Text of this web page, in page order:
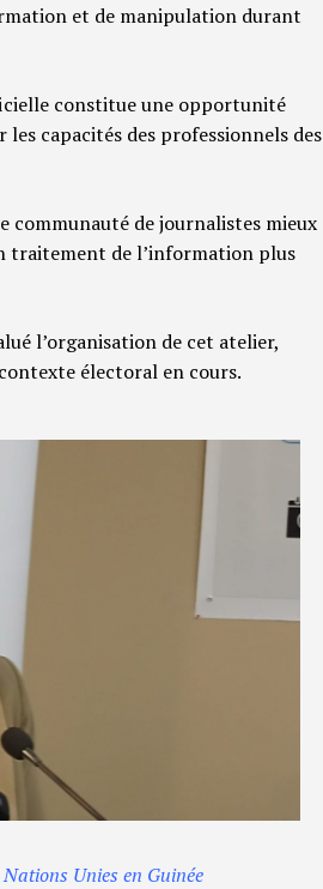
et de manipulation durant
constitue une opportunité
capacités des professionnels des
communauté de journalistes mieux
traitement de l’information plus
l’organisation de cet atelier,
électoral en cours.
Unies en Guinée